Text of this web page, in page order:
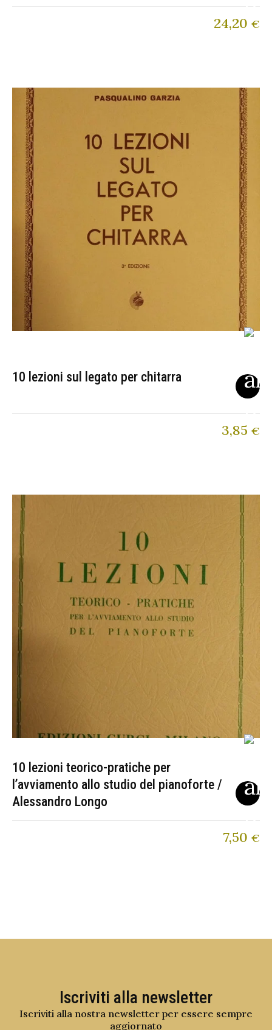
24,20 €
10 lezioni sul legato per chitarra
3,85 €
10 lezioni teorico-pratiche per
l’avviamento allo studio del pianoforte /
Alessandro Longo
7,50 €
Iscriviti alla newsletter
Iscriviti alla nostra newsletter per essere sempre
aggiornato